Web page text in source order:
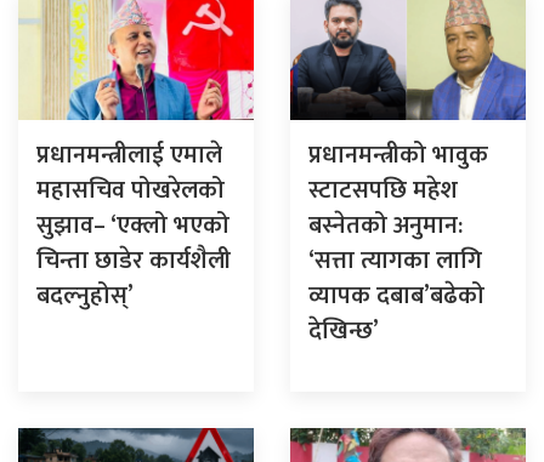
प्रधानमन्त्रीलाई एमाले
महासचिव पोखरेलको
सुझाव– ‘एक्लो भएको
चिन्ता छाडेर कार्यशैली
बदल्नुहोस्’
प्रधानमन्त्रीको भावुक
स्टाटसपछि महेश
बस्नेतको अनुमान:
‘सत्ता त्यागका लागि
व्यापक दबाब’बढेको
देखिन्छ’